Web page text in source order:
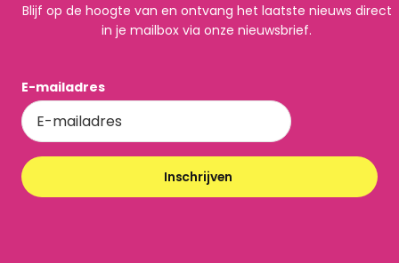
Blijf op de hoogte van en ontvang het laatste nieuws direct
in je mailbox via onze nieuwsbrief.
E-mailadres
Inschrijven